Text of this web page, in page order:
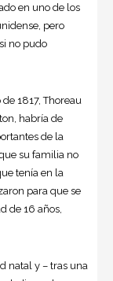
en uno de los
pero
no pudo
1817, Thoreau
habría de
de la
su familia no
tenía en la
para que se
de 16 años,
natal y – tras una